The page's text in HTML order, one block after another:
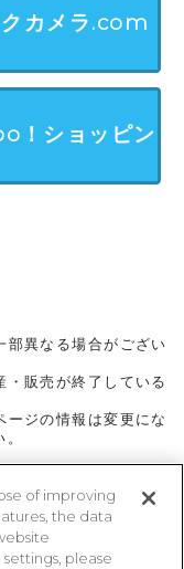
クカメラ.com
！ショッピン
異なる場合がござい
販売が終了している
ジの情報は変更にな
of improving
the data
please